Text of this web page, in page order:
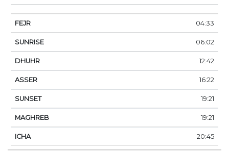
04:33
06:02
12:42
16:22
19:21
19:21
20:45